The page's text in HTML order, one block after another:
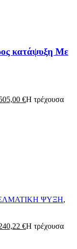
κατάψυξη Με
€Η τρέχουσα
ΨΥΞΗ,
€Η τρέχουσα